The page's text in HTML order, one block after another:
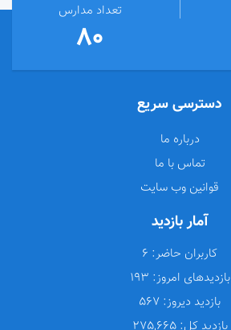
تعداد مدارس
80
دسترسی سریع
درباره ما
تماس با ما
قوانین وب سایت
آمار بازدید
کاربران حاضر:
بازدیدهای امروز:
بازدید دیروز: